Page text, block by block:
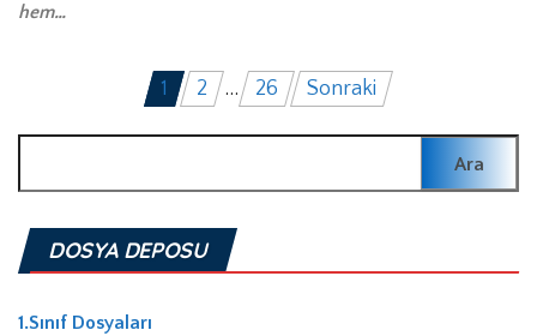
hem…
sayfalaması
1 2 … 26 Sonraki
DOSYA DEPOSU
1.Sınıf Dosyaları